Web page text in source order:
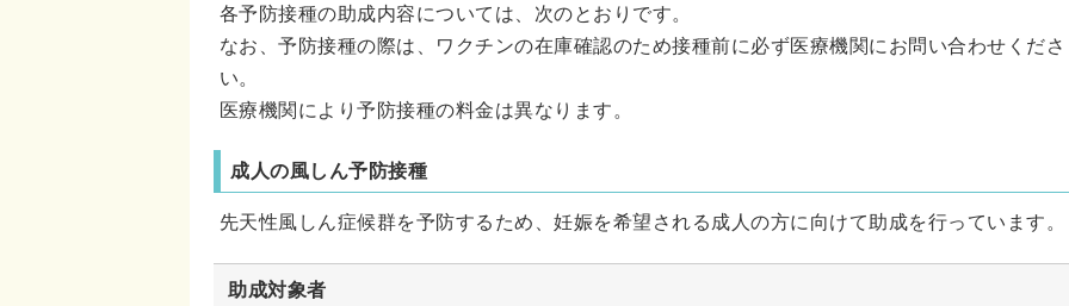
各予防接種の助成内容については、次のとおりです。
なお、予防接種の際は、ワクチンの在庫確認のため接種前に必ず医療機関にお問い合わせくださ
い。
医療機関により予防接種の料金は異なります。
成人の風しん予防接種
先天性風しん症候群を予防するため、妊娠を希望される成人の方に向けて助成を行っています。
助成対象者